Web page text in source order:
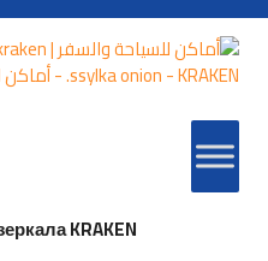
KRAKEN